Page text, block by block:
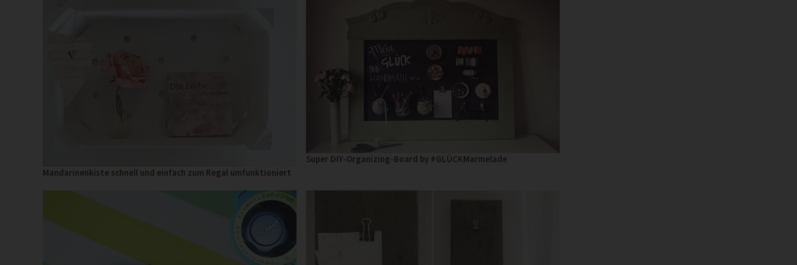
Mandarinenkiste schnell und einfach zum Regal umfunktioniert
Super DIY-Organizing-Board by #GLÜCKMarmelade